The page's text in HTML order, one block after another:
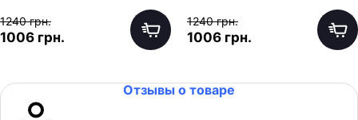
1240 грн.
1006 грн.
1240 грн.
1006 грн.
Отзывы о товаре